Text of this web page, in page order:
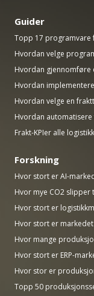
Guider
Topp 17
Hvordan velge
Hvordan gjennomføre
Hvordan
Hvordan velge en
Hvordan
Frakt-KPIer alle
Forskning
Hvor stort er AI-
Hvor mye CO2
Hvor stort er
Hvor stort er
Hvor mange
Hvor stort er ERP-
Hvor stor er
Topp 50